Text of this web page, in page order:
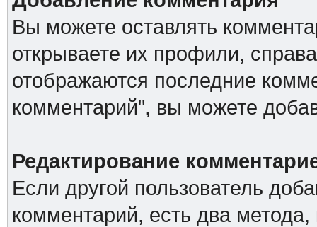
Вы можете оставлять
открываете их профили,
отображаются последние
комментарий", вы можете
Редактирование
Если другой пользователь
комментарий, есть два